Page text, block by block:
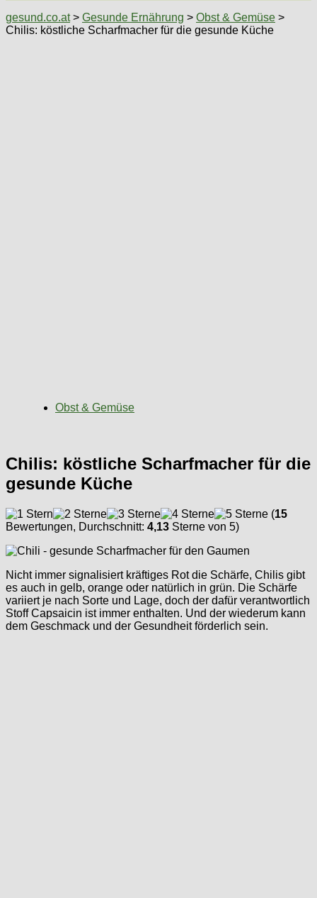
gesund.co.at> Gesunde Ernährung > Obst & Gemüse >
Chilis: köstliche Scharfmacher für die gesunde Küche
Obst & Gemüse
Chilis: köstliche Scharfmacher für die
gesunde Küche
(15
Bewertungen, Durchschnitt: 4,13 Sterne von 5)
Nicht immer signalisiert kräftiges Rot die Schärfe, Chilis gibt
es auch in gelb, orange oder natürlich in grün. Die Schärfe
variiert je nach Sorte und Lage, doch der dafür verantwortlich
Stoff Capsaicin ist immer enthalten. Und der wiederum kann
dem Geschmack und der Gesundheit förderlich sein.